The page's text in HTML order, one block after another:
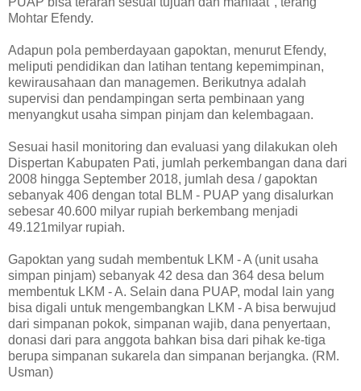
Mohtar Efendy.
Adapun pola pemberdayaan gapoktan, menurut Efendy,
meliputi pendidikan dan latihan tentang kepemimpinan,
kewirausahaan dan managemen. Berikutnya adalah
supervisi dan pendampingan serta pembinaan yang
menyangkut usaha simpan pinjam dan kelembagaan.
Sesuai hasil monitoring dan evaluasi yang dilakukan oleh
Dispertan Kabupaten Pati, jumlah perkembangan dana dari
2008 hingga September 2018, jumlah desa / gapoktan
sebanyak 406 dengan total BLM - PUAP yang disalurkan
sebesar 40.600 milyar rupiah berkembang menjadi
49.121milyar rupiah.
Gapoktan yang sudah membentuk LKM - A (unit usaha
simpan pinjam) sebanyak 42 desa dan 364 desa belum
membentuk LKM - A. Selain dana PUAP, modal lain yang
bisa digali untuk mengembangkan LKM - A bisa berwujud
dari simpanan pokok, simpanan wajib, dana penyertaan,
donasi dari para anggota bahkan bisa dari pihak ke-tiga
berupa simpanan sukarela dan simpanan berjangka. (RM.
Usman)